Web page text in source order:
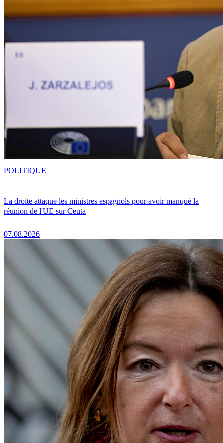
La droite attaque les ministres espagnols pour avoir manqué la
réunion de l'UE sur Ceuta
07.08.2026
POLITIQUE